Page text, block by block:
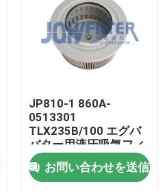
JP810-1 860A-
0513301
TLX235B/100 エグバ
バター用液圧吸気フィ
ルター Yc50 Yc60
Yc65 Yc85
お問い合わせを送信